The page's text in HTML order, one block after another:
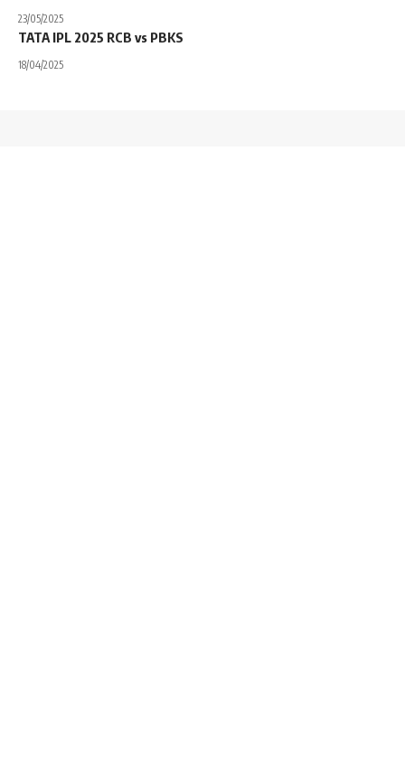
23/05/2025
TATA IPL 2025 RCB vs PBKS
18/04/2025